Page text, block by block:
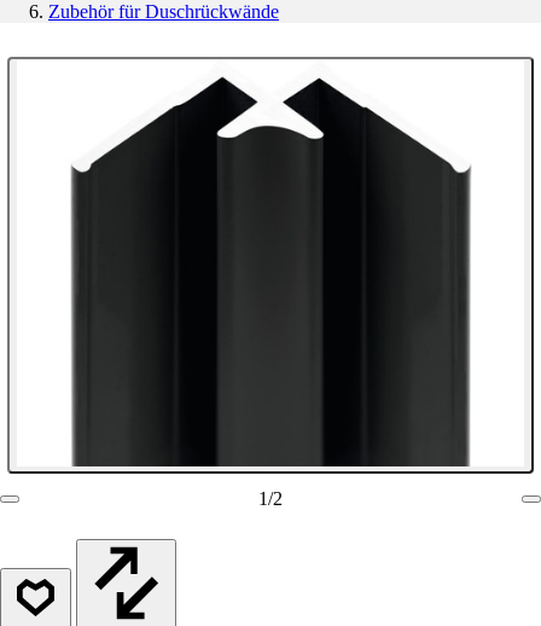
Zubehör für Duschrückwände
1/2